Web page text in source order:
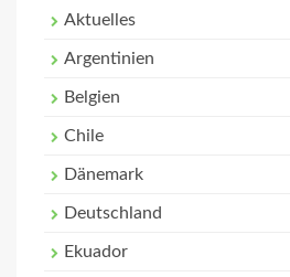
Aktuelles
Argentinien
Belgien
Chile
Dänemark
Deutschland
Ekuador